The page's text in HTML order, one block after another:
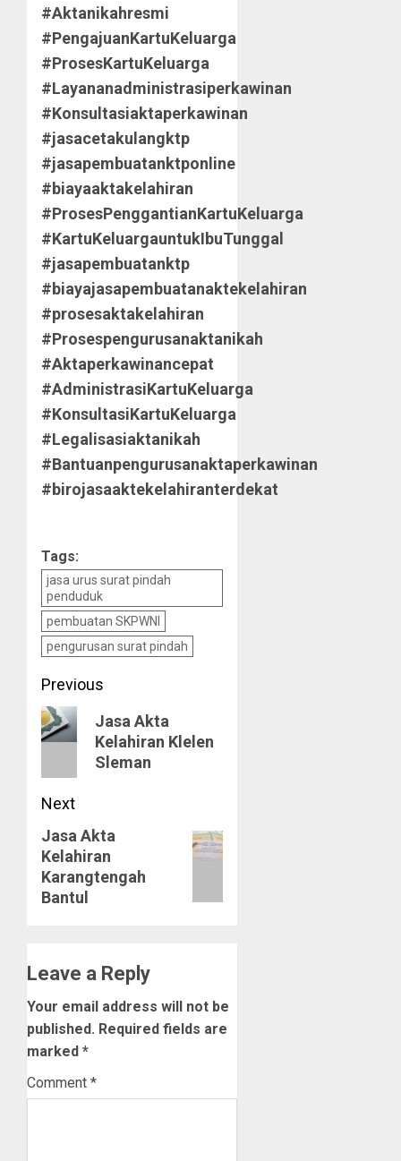
#Aktanikahresmi
#PengajuanKartuKeluarga
#ProsesKartuKeluarga
#Layananadministrasiperkawinan
#Konsultasiaktaperkawinan
#jasacetakulangktp
#jasapembuatanktponline
#biayaaktakelahiran
#ProsesPenggantianKartuKeluarga
#KartuKeluargauntukIbuTunggal
#jasapembuatanktp
#biayajasapembuatanaktekelahiran
#prosesaktakelahiran
#Prosespengurusanaktanikah
#Aktaperkawinancepat
#AdministrasiKartuKeluarga
#KonsultasiKartuKeluarga
#Legalisasiaktanikah
#Bantuanpengurusanaktaperkawinan
#birojasaaktekelahiranterdekat
Tags:
jasa urus surat pindah
penduduk
pembuatan SKPWNI
pengurusan surat pindah
Post
navigation
Previous
Previous
post:
Jasa Akta
Kelahiran Klelen
Sleman
Next
Next
post:
Jasa Akta
Kelahiran
Karangtengah
Bantul
Leave a Reply
Your email address will not be
published. Required fields are
marked *
Comment *